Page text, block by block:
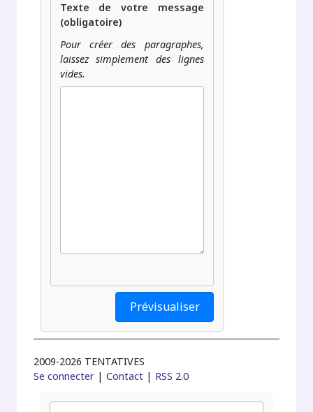
Texte de votre message
(obligatoire)
Pour créer des paragraphes,
laissez simplement des lignes
vides.
2009-2026 TENTATIVES
Se connecter |Contact | RSS 2.0